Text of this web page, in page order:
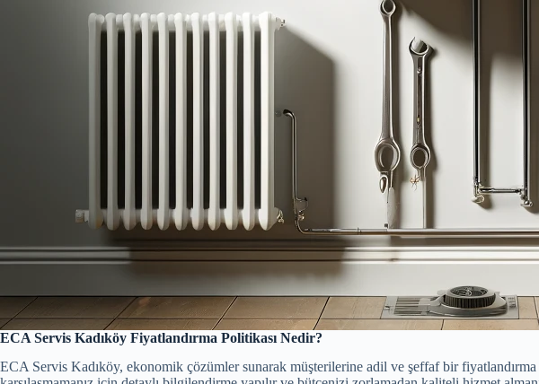
ECA Servis Kadıköy Fiyatlandırma Politikası Nedir?
ECA Servis Kadıköy, ekonomik çözümler sunarak müşterilerine adil ve şeffaf bir